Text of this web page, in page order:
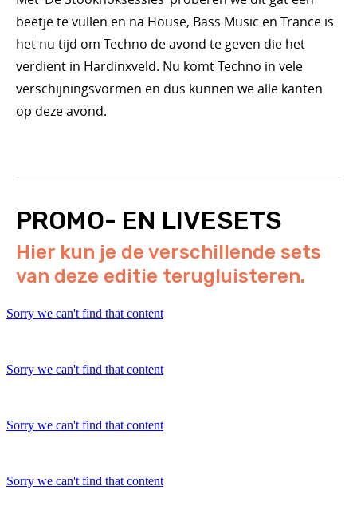
beetje te vullen en na House, Bass Music en Trance is
het nu tijd om Techno de avond te geven die het
verdient in Hardinxveld. Nu komt Techno in vele
verschijningsvormen en dus kunnen we alle kanten
op deze avond.
PROMO- EN LIVESETS
Hier kun je de verschillende sets
van deze editie terugluisteren.